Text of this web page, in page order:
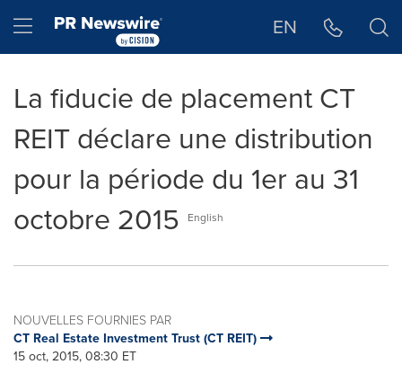
Hamburger menu EN
La fiducie de placement CT
REIT déclare une distribution
pour la période du 1er au 31
octobre 2015
English
NOUVELLES FOURNIES PAR
CT Real Estate Investment Trust (CT REIT)
15 oct, 2015, 08:30 ET